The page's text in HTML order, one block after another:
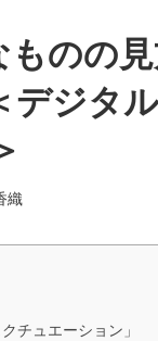
のの
デジタ
織
チュエーション」